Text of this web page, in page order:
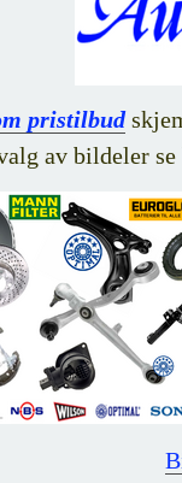
pristilbud
av bildeler